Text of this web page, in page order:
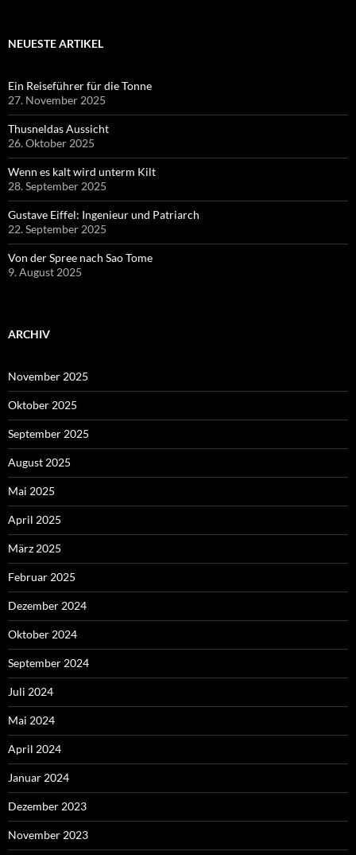
NEUESTE ARTIKEL
Ein Reiseführer für die Tonne
27. November 2025
Thusneldas Aussicht
26. Oktober 2025
Wenn es kalt wird unterm Kilt
28. September 2025
Gustave Eiffel: Ingenieur und Patriarch
22. September 2025
Von der Spree nach Sao Tome
9. August 2025
ARCHIV
November 2025
Oktober 2025
September 2025
August 2025
Mai 2025
April 2025
März 2025
Februar 2025
Dezember 2024
Oktober 2024
September 2024
Juli 2024
Mai 2024
April 2024
Januar 2024
Dezember 2023
November 2023